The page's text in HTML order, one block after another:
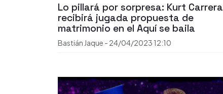
Lo pillará por sorpresa: Kurt Carrera
recibirá jugada propuesta de
matrimonio en el Aquí se baila
Bastián Jaque - 24/04/2023 12:10